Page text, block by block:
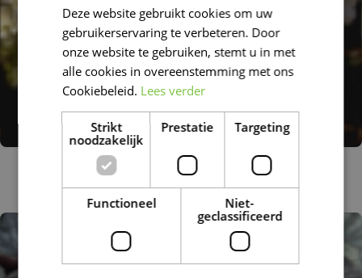
Haarlems klokkenspel
Saxifraga granulata 'Plena'
Deze website gebruikt cookies om uw
gebruikerservaring te verbeteren. Door
onze website te gebruiken, stemt u in met
alle cookies in overeenstemming met ons
Cookiebeleid. Lees verder
Strikt
noodzakelijk
Prestatie Targeting
Functioneel
Niet-
geclassificeerd